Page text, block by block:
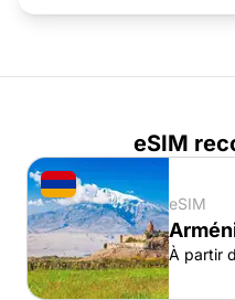
eSIM
eSIM
À partir